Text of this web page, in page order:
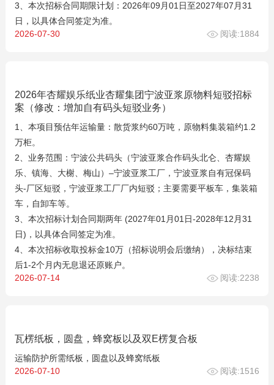
3、本次招标合同期限计划：2026年09月01日至2027年07月31
日，以具体合同签定为准。
2026-07-30
阅读:1884
2026年杏耀娱乐纸业杏耀集团宁波亚浆原物料短驳招标
案（修改：增加自有码头短驳业务）
1、本项目预估年运输量：散货浆约60万吨，原物料集装箱约1.2
万柜。
2、业务范围：宁波公共码头（宁波亚浆合作码头北仑、杏耀娱
乐、镇海、大榭、梅山）–宁波亚浆工厂，宁波亚浆自有冠保码
头-厂区短驳，宁波亚浆工厂厂内短驳；主要需要平板车，集装箱
车，自卸车等。
3、本次招标计划合同期两年 (2027年01月01日-2028年12月31
日)，以具体合同签定为准。
4、本次招标收取投标金10万（招标说明会后缴纳），决标结束
后1-2个月内无息退还原账户。
2026-07-14
阅读:2238
瓦楞纸板，圆盘，蜂窝板以及双E楞复合板
运输防护所需纸板，圆盘以及蜂窝纸板
2026-07-10
阅读:1516